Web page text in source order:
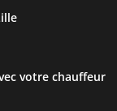
votre chauffeur